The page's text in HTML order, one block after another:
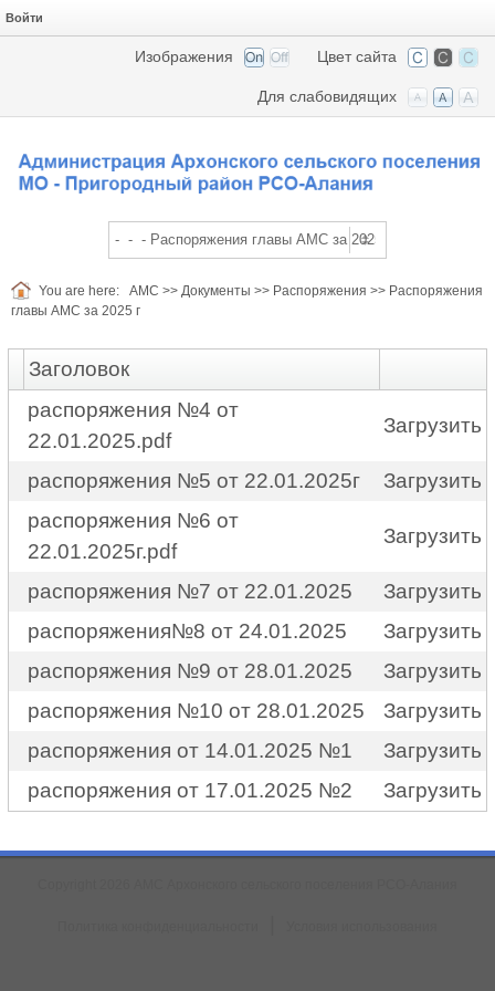
Войти
Цвет сайта
Изображения
Для слабовидящих
You are here: АМС >> Документы >> Распоряжения >> Распоряжения
главы АМС за 2025 г
Заголовок
распоряжения №4 от
22.01.2025.pdf
Загрузить
распоряжения №5 от 22.01.2025г
Загрузить
распоряжения №6 от
22.01.2025г.pdf
Загрузить
распоряжения №7 от 22.01.2025
Загрузить
распоряжения№8 от 24.01.2025
Загрузить
распоряжения №9 от 28.01.2025
Загрузить
распоряжения №10 от 28.01.2025
Загрузить
распоряжения от 14.01.2025 №1
Загрузить
распоряжения от 17.01.2025 №2
Загрузить